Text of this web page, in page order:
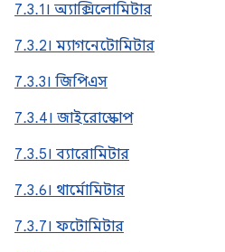
7.3.1। অ্যাক্সিলোমিটার
7.3.2। ম্যাগনেটোমিটার
7.3.3। জিপিএস
7.3.4। জাইরোস্কোপ
7.3.5। ব্যারোমিটার
7.3.6। থার্মোমিটার
7.3.7। ফটোমিটার